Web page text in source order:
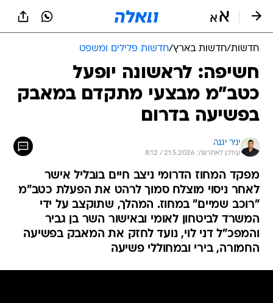
חדשות/חדשות בארץ/חדשות פלילים ומשפט
חשיפה: לראשונה יופעל
כטב"מ מבצעי מתקדם במאבק
בפשיעה בדרום
יניר יגנה
עודכן לאחרונה: 21.5.2026 / 8:12
מפקד המחוז הדרומי ניצב חיים בובליל אישר
לאחר ניסוי מוצלח סמוך לרהט את הפעלת כטב"מ
"רוכב שמיים" במחוז. המהלך, שתוקצב על ידי
המשרד לביטחון לאומי ובאישור השר בן גביר
והמפכ"ל דני לוי, נועד לחזק את המאבק בפשיעה
החמורה, בירי ובמחוללי פשיעה